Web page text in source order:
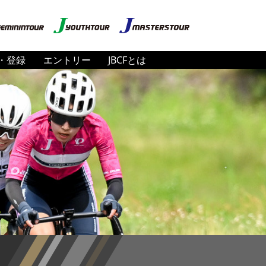
登録 エントリー JBCFとは